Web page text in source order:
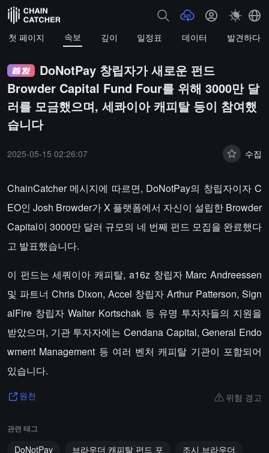
첫 페이지 속보 깊이 일정표 데이터 발견하다
DoNotPay 창립자가 새로운 펀드
Browder Capital Fund Four를 위해 3000만 달
러를 모금했으며, 세콰이아 캐피탈 등이 참여했
습니다
2025-05-15 02:26:07 수집
ChainCatcher 메시지에 따르면, DoNotPay의 창립자이자 C
EO인 Josh Browder가 X 플랫폼에서 자신이 설립한 Browder
Capital이 3000만 달러 규모의 네 번째 펀드 모집을 완료했다
고 발표했습니다.
이 펀드는 세쿼이아 캐피탈, a16z 창립자 Marc Andreessen
및 파트너 Chris Dixon, Accel 창립자 Arthur Patterson, Sign
alFire 창립자 Walter Kortschak 등 유명 투자자들의 지원을
받았으며, 기관 투자자에는 Cendana Capital, General Endo
wment Management 등 여러 벤처 캐피탈 기관이 포함되어
있습니다.
원천 위험 경고
관련 태그
DoNotPay 브라우더 캐피탈 펀드 포 조시 브라우더